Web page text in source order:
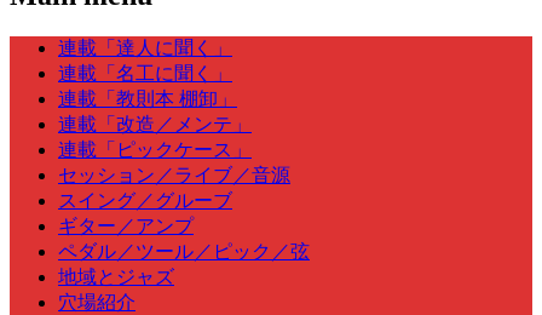
Skip
content
連載「達人に聞く」
連載「名工に聞く」
連載「教則本 棚卸」
連載「改造／メンテ」
連載「ピックケース」
セッション／ライブ／音源
スイング／グルーブ
ギター／アンプ
ペダル／ツール／ピック／弦
地域とジャズ
穴場紹介